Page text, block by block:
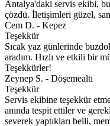
Antalya'daki servis ekibi,
çözdü. İletişimleri güzel,
Cem D. - Kepez
Teşekkür
Sıcak yaz günlerinde
aradım. Hızlı ve etkili bir
Teşekkürler!
Zeynep S. - Döşemealtı
Teşekkür
Servis ekibine teşekkür
anında tespit ettiler ve
severek yaptıkları belli,